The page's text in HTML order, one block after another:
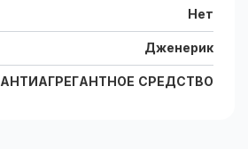
Нет
Дженерик
АНТИАГРЕГАНТНОЕ СРЕДСТВО